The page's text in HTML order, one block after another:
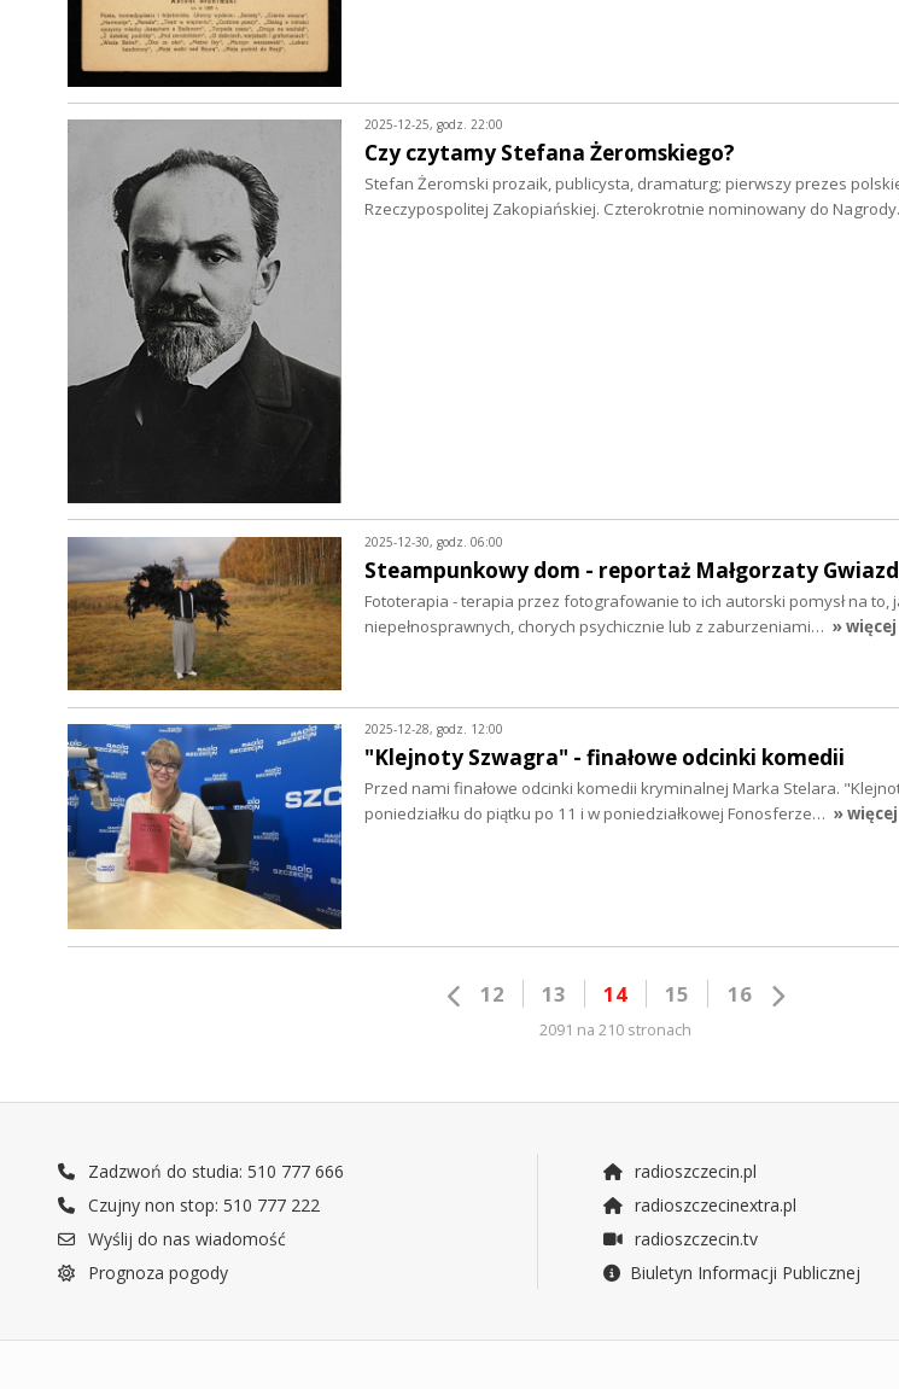
2025-12-25, godz. 22:00
Czy czytamy Stefana Żeromskiego?
Stefan Żeromski prozaik, publicysta, dramaturg; pierwszy prezes
Rzeczypospolitej Zakopiańskiej. Czterokrotnie nominowany do
2025-12-30, godz. 06:00
Steampunkowy dom - reportaż Małgorzaty
Fototerapia - terapia przez fotografowanie to ich autorski pomysł na to,
niepełnosprawnych, chorych psychicznie lub z zaburzeniami… » więcej
2025-12-28, godz. 12:00
"Klejnoty Szwagra" - finałowe odcinki komedii
Przed nami finałowe odcinki komedii kryminalnej Marka Stelara.
poniedziałku do piątku po 11 i w poniedziałkowej Fonosferze… » więcej
12 13 14 15 16
2091 na 210 stronach
Zadzwoń do studia: 510 777 666
Czujny non stop: 510 777 222
Wyślij do nas wiadomość
Prognoza pogody
radioszczecin.pl
radioszczecinextra.pl
radioszczecin.tv
Biuletyn Informacji Publicznej